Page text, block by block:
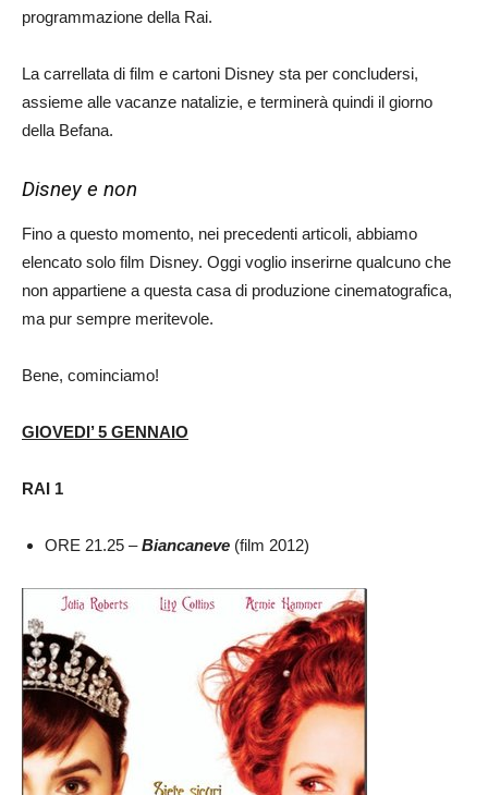
programmazione della Rai.
La carrellata di film e cartoni Disney sta per concludersi,
assieme alle vacanze natalizie, e terminerà quindi il giorno
della Befana.
Disney e non
Fino a questo momento, nei precedenti articoli, abbiamo
elencato solo film Disney. Oggi voglio inserirne qualcuno che
non appartiene a questa casa di produzione cinematografica,
ma pur sempre meritevole.
Bene, cominciamo!
GIOVEDI’ 5 GENNAIO
RAI 1
ORE 21.25 –Biancaneve (film 2012)